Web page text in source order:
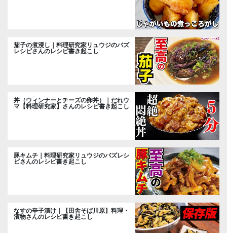
茄子の煮浸し｜料理研究家リュウジのバズ
レシピさんのレシピ書き起こし
丼（ウィンナーとチーズの卵丼）｜だれウ
マ【料理研究家】さんのレシピ書き起こし
豚キムチ｜料理研究家リュウジのバズレシ
ピさんのレシピ書き起こし
なすの辛子漬け｜【田舎そば川原】料理・
漬物さんのレシピ書き起こし